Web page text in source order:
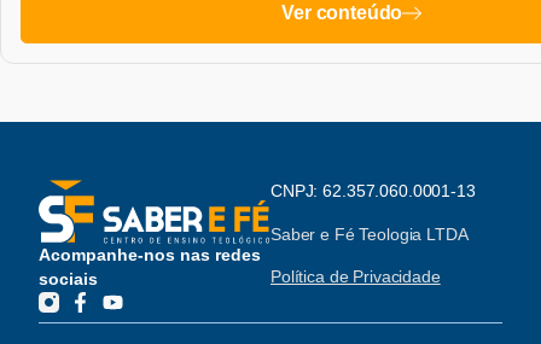
Ver conteúdo
Acompanhe-nos nas redes
sociais
CNPJ: 62.357.060.0001-13
Saber e Fé Teologia LTDA
Política de Privacidade